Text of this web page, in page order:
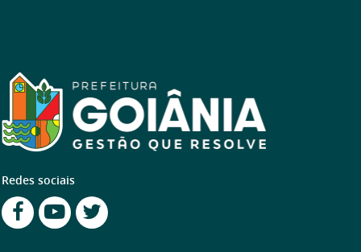
Redes sociais